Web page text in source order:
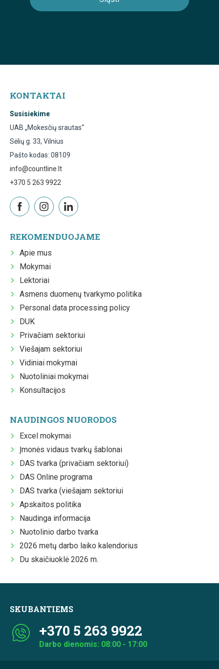
KONTAKTAI
Susisiekime
UAB „Mokesčių srautas“
Sėlių g. 33, Vilnius
Pašto kodas: 08109
info@countline.lt
+370 5 263 9922
REKOMENDUOJAME
Apie mus
Mokymai
Lektoriai
Asmens duomenų tvarkymo politika
Personal data processing policy
DUK
Privačiam sektoriui
Viešajam sektoriui
Vidiniai mokymai
Nuotoliniai mokymai
Konsultacijos
NAUDINGOS NUORODOS
Excel mokymai
Įmonės vidaus tvarkų šablonai
DAS tvarka (privačiam sektoriui)
DAS Online programa
DAS tvarka (viešajam sektoriui
Apskaitos politika
Naudinga informacija
Nuotolinio darbo tvarka
2026 metų darbo laiko kalendorius
Du skaičiuoklė 2026 m.
SKUBANTIEMS
+370 5 263 9922
Darbo dienomis: 08:00 - 17:00